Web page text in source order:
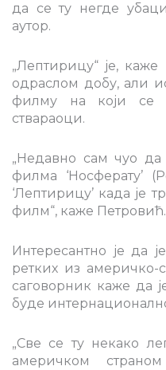
да се ту негде
аутор.
„Лептирицу“ је,
одраслом добу, али
филму на који се
ствараоци.
„Недавно сам чуо
филма ‘Носферату’
‘Лептирицу’ када је
филм“, каже Петровић.
Интересантно је да
ретких из америчко-
саговорник каже да
буде
„Све се ту некако
америчком